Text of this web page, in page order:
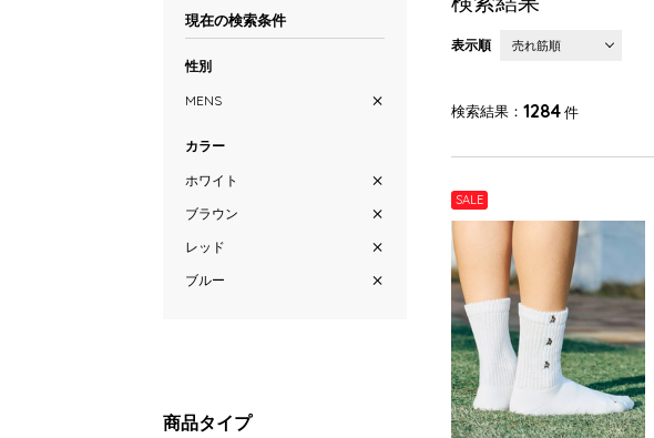
表示順 売れ筋順
検索結果 1284件
SALE
現在の検索条件
性別
MENS
カラー
ホワイト
ブラウン
レッド
ブルー
商品タイプ